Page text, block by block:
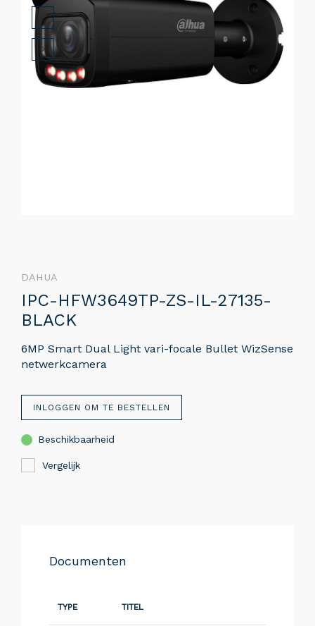
DAHUA
IPC-HFW3649TP-ZS-IL-27135-
BLACK
6MP Smart Dual Light vari-focale Bullet WizSense
netwerkcamera
INLOGGEN OM TE BESTELLEN
Beschikbaarheid
Vergelijk
Documenten
TYPE TITEL